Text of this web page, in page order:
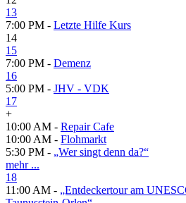
13
7:00 PM - Letzte Hilfe Kurs
14
15
7:00 PM - Demenz
16
5:00 PM - JHV - VDK
17
+
10:00 AM - Repair Cafe
10:00 AM - Flohmarkt
5:30 PM - „Wer singt denn da?“
mehr ...
18
11:00 AM - „Entdeckertour am